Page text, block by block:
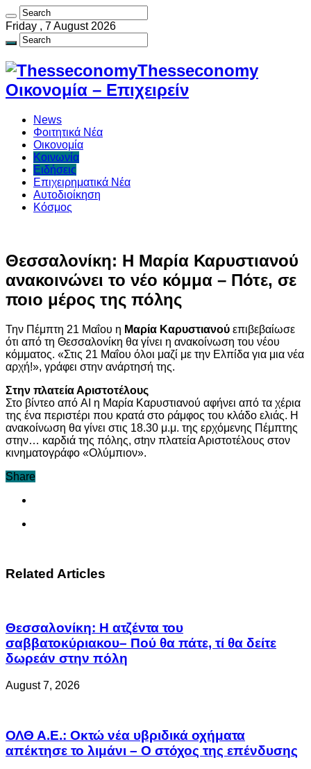
Friday , 7 August 2026
Thesseconomy
Οικονομία – Επιχειρείν
News
Φοιτητικά Νέα
Οικονομία
Κοινωνία
Ειδήσεις
Επιχειρηματικά Νέα
Αυτοδιοίκηση
Κόσμος
Θεσσαλονίκη: Η Μαρία Καρυστιανού
ανακοινώνει το νέο κόμμα – Πότε, σε
ποιο μέρος της πόλης
Την Πέμπτη 21 Μαΐου η Μαρία Καρυστιανού επιβεβαίωσε
ότι από τη Θεσσαλονίκη θα γίνει η ανακοίνωση του νέου
κόμματος. «Στις 21 Μαΐου όλοι μαζί με την Ελπίδα για μια νέα
αρχή!», γράφει στην ανάρτησή της.
Στην πλατεία Αριστοτέλους
Στο βίντεο από AI η Μαρία Καρυστιανού αφήνει από τα χέρια
της ένα περιστέρι που κρατά στο ράμφος του κλάδο ελιάς. Η
ανακοίνωση θα γίνει στις 18.30 μ.μ. της ερχόμενης Πέμπτης
στην… καρδιά της πόλης, σtην πλατεία Αριστοτέλους στον
κινηματογράφο «Ολύμπιον».
Share
Related Articles
Θεσσαλονίκη: Η ατζέντα του
σαββατοκύριακου– Πού θα πάτε, τί θα δείτε
δωρεάν στην πόλη
August 7, 2026
ΟΛΘ Α.Ε.: Οκτώ νέα υβριδικά οχήματα
απέκτησε το λιμάνι – Ο στόχος της επένδυσης